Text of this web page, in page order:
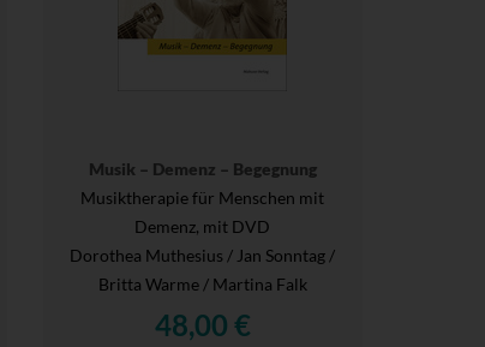
Musik – Demenz – Begegnung
Musiktherapie für Menschen mit
Demenz, mit DVD
Dorothea Muthesius / Jan Sonntag /
Britta Warme / Martina Falk
48,00 €